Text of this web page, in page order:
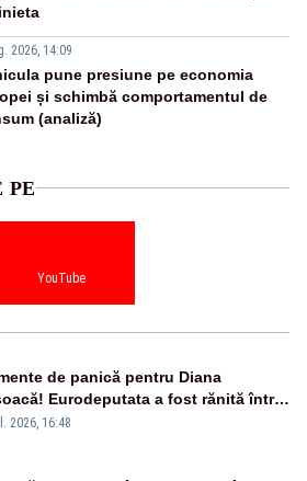
2026, 14:09
pune presiune pe economia
și schimbă comportamentul de
(analiză)
PE
YouTube
de panică pentru Diana
Eurodeputata a fost rănită într-
rutier
2026, 16:48